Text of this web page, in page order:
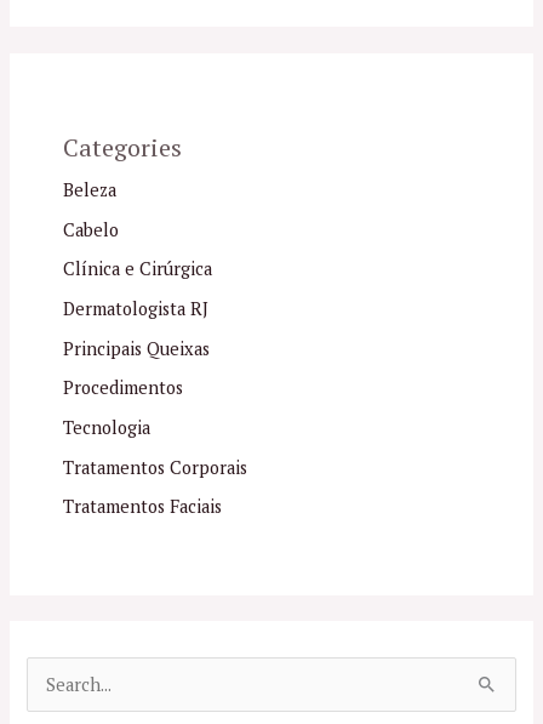
Categories
Beleza
Cabelo
Clínica e Cirúrgica
Dermatologista RJ
Principais Queixas
Procedimentos
Tecnologia
Tratamentos Corporais
Tratamentos Faciais